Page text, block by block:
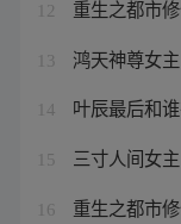
12 重生之都市
13 鸿天神尊女主
14 叶辰最后和
15 三寸人间女主
16 重生之都市